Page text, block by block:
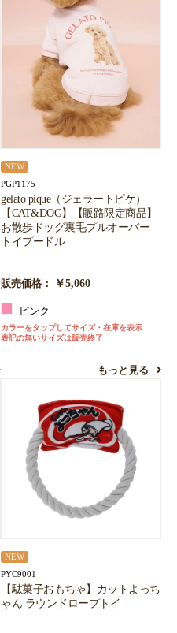
NEW
PGP1175
gelato pique（ジェラートピケ）
【CAT&DOG】【販路限定商品】
お散歩ドッグ裏毛プルオーバー
トイプードル
販売価格： ￥5,060
ピンク
カラーをタップしてサイズ・在庫を表示
表記の無いサイズは販売終了
もっと見る
NEW
PYC9001
【駄菓子おもちゃ】カットよっち
ゃん ラウンドロープトイ